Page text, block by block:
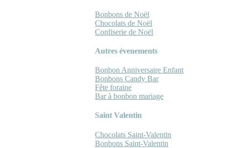
Bonbons de Noël
Chocolats de Noël
Confiserie de Noël
Autres évenements
Bonbon Anniversaire Enfant
Bonbons Candy Bar
Fête foraine
Bar à bonbon mariage
Saint Valentin
Chocolats Saint-Valentin
Bonbons Saint-Valentin